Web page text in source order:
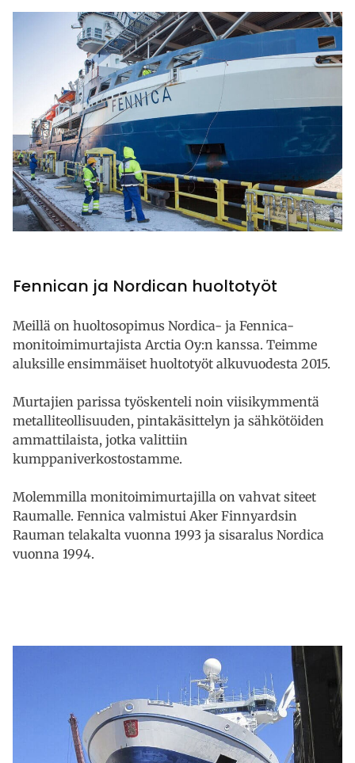
Fennican ja Nordican huoltotyöt
Meillä on huoltosopimus Nordica- ja Fennica-
monitoimimurtajista Arctia Oy:n kanssa. Teimme
aluksille ensimmäiset huoltotyöt alkuvuodesta 2015.
Murtajien parissa työskenteli noin viisikymmentä
metalliteollisuuden, pintakäsittelyn ja sähkötöiden
ammattilaista, jotka valittiin
kumppaniverkostostamme.
Molemmilla monitoimimurtajilla on vahvat siteet
Raumalle. Fennica valmistui Aker Finnyardsin
Rauman telakalta vuonna 1993 ja sisaralus Nordica
vuonna 1994.